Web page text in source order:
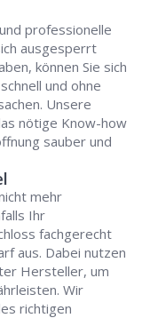
professionelle
ausgesperrt
können Sie sich
und ohne
Unsere
nötige Know-how
sauber und
mehr
Ihr
fachgerecht
aus. Dabei nutzen
Hersteller, um
Wir
richtigen